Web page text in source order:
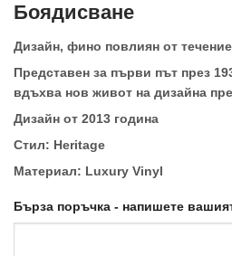
Боядисване
Дизайн, фино повлиян от
Представен за първи път през
вдъхва нов живот на дизайна
Дизайн от 2013 година
Стил: Heritage
Материал: Luxury Vinyl
Бърза поръчка - напишете